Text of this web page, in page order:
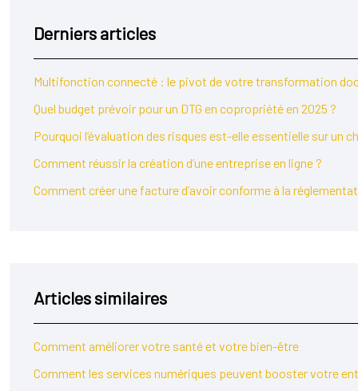
Derniers articles
Multifonction connecté : le pivot de votre transformation
Quel budget prévoir pour un DTG en copropriété en 2025 ?
Pourquoi l’évaluation des risques est-elle essentielle sur un
Comment réussir la création d’une entreprise en ligne ?
Comment créer une facture d’avoir conforme à la
Articles similaires
Comment améliorer votre santé et votre bien-être
Comment les services numériques peuvent booster votre